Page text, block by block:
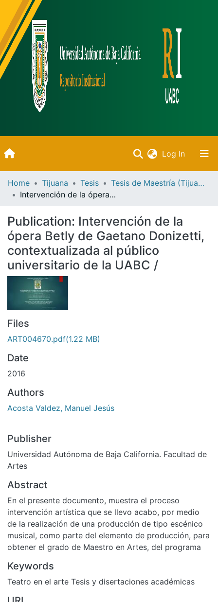
Log In(current)
Inicio
Communities & Collections
All of DSpace
Statistics
Bibliotecas
Home Tijuana Tesis
Tesis de Maestría (Tijuana)
Intervención de la ópera Betly de Gaetano Donizetti, contextualizada al público universitario de la UABC /
Publication: Intervención de la
ópera Betly de Gaetano Donizetti,
contextualizada al público
universitario de la UABC /
Files
ART004670.pdf(1.22 MB)
Date
2016
Authors
Acosta Valdez, Manuel Jesús
Publisher
Universidad Autónoma de Baja California. Facultad de
Artes
Abstract
En el presente documento, muestra el proceso
intervención artística que se llevo acabo, por medio
de la realización de una producción de tipo escénico
musical, como parte del elemento de producción, para
obtener el grado de Maestro en Artes, del programa
Keywords
Teatro en el arte Tesis y disertaciones académicas